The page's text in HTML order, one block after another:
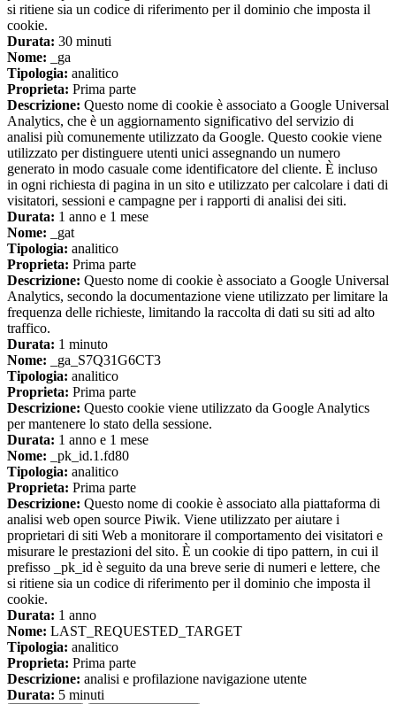
si ritiene sia un codice di riferimento per il dominio che imposta il
cookie.
Durata: 30 minuti
Nome: _ga
Tipologia: analitico
Proprieta: Prima parte
Descrizione: Questo nome di cookie è associato a Google Universal
Analytics, che è un aggiornamento significativo del servizio di
analisi più comunemente utilizzato da Google. Questo cookie viene
utilizzato per distinguere utenti unici assegnando un numero
generato in modo casuale come identificatore del cliente. È incluso
in ogni richiesta di pagina in un sito e utilizzato per calcolare i dati di
visitatori, sessioni e campagne per i rapporti di analisi dei siti.
Durata: 1 anno e 1 mese
Nome: _gat
Tipologia: analitico
Proprieta: Prima parte
Descrizione: Questo nome di cookie è associato a Google Universal
Analytics, secondo la documentazione viene utilizzato per limitare la
frequenza delle richieste, limitando la raccolta di dati su siti ad alto
traffico.
Durata: 1 minuto
Nome: _ga_S7Q31G6CT3
Tipologia: analitico
Proprieta: Prima parte
Descrizione: Questo cookie viene utilizzato da Google Analytics
per mantenere lo stato della sessione.
Durata: 1 anno e 1 mese
Nome: _pk_id.1.fd80
Tipologia: analitico
Proprieta: Prima parte
Descrizione: Questo nome di cookie è associato alla piattaforma di
analisi web open source Piwik. Viene utilizzato per aiutare i
proprietari di siti Web a monitorare il comportamento dei visitatori e
misurare le prestazioni del sito. È un cookie di tipo pattern, in cui il
prefisso _pk_id è seguito da una breve serie di numeri e lettere, che
si ritiene sia un codice di riferimento per il dominio che imposta il
cookie.
Durata: 1 anno
Nome: LAST_REQUESTED_TARGET
Tipologia: analitico
Proprieta: Prima parte
Descrizione: analisi e profilazione navigazione utente
Durata: 5 minuti